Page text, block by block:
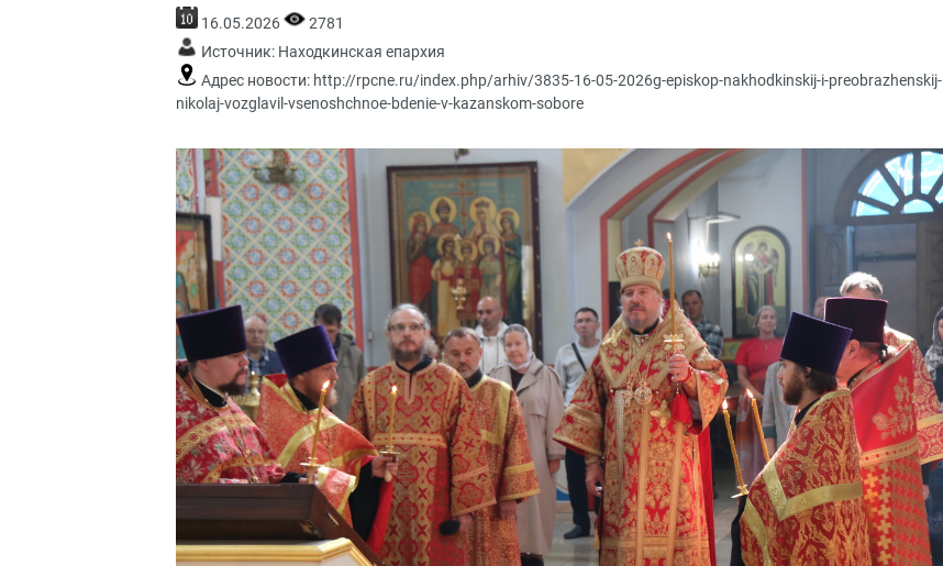
16.05.2026
2781
Источник: Находкинская епархия
Адрес новости: http://rpcne.ru/index.php/arhiv/3835-16-05-2026g-episkop-nakhodkinskij-i-preobrazhenskij-
nikolaj-vozglavil-vsenoshchnoe-bdenie-v-kazanskom-sobore